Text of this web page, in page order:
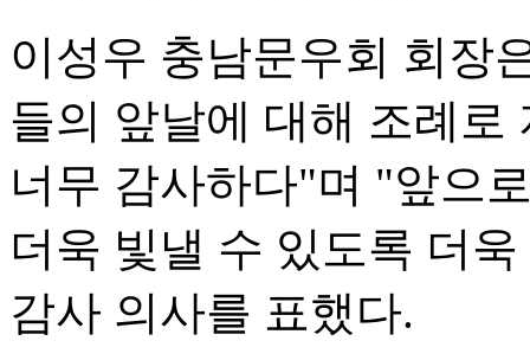
이성우 충남문우회 회장
들의 앞날에 대해 조례로
너무 감사하다"며 "앞으
더욱 빛낼 수 있도록 더
감사 의사를 표했다.